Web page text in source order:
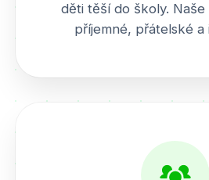
děti těší do školy.
příjemné, přátelské a